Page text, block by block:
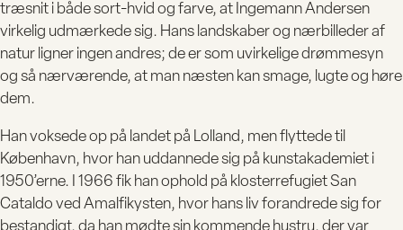
BESØG
træsnit i både sort-hvid og farve, at Ingemann Andersen
virkelig udmærkede sig. Hans landskaber og nærbilleder af
natur ligner ingen andres; de er som uvirkelige drømmesyn
og så nærværende, at man næsten kan smage, lugte og høre
dem.
Han voksede op på landet på Lolland, men flyttede til
København, hvor han uddannede sig på kunstakademiet i
1950’erne. I 1966 fik han ophold på klosterrefugiet San
Cataldo ved Amalfikysten, hvor hans liv forandrede sig for